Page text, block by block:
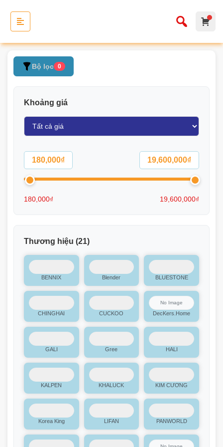
Bộ lọc 0
Khoảng giá
180,000₫ 19,600,000₫
180,000₫ 19,600,000₫
Thương hiệu (21)
BENNIX Blender BLUESTONE
CHINGHAI CUCKOO DecKers.Home
GALI Gree HALI
KALPEN KHALUCK KIM CƯƠNG
Korea King LIFAN PANWORLD